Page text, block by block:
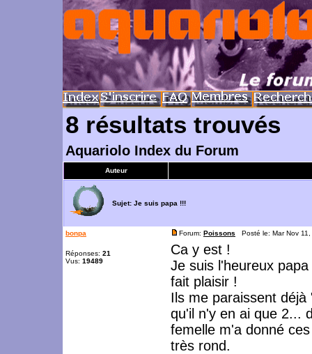
8 résultats trouvés
Aquariolo Index du Forum
Auteur
Sujet: Je suis papa !!!
bonpa
Réponses: 21
Vus: 19489
Forum: Poissons Posté le: Mar Nov
Ca y est !
Je suis l'heureux
fait plaisir !
Ils me paraissent
qu'il n'y en ai que 2...
femelle m'a donné
très rond.